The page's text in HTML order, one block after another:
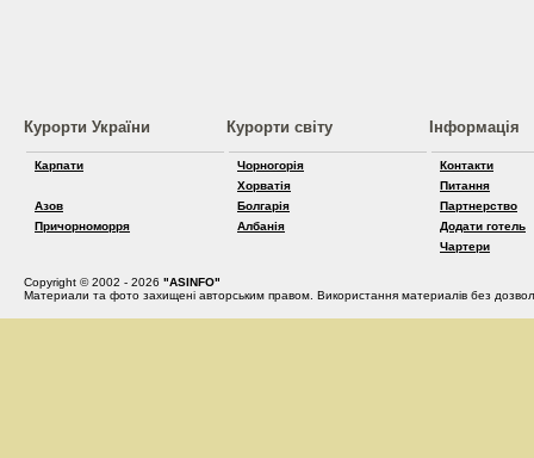
Курорти України
Карпати
Азов
Причорноморря
Курорти світу
Чорногорія
Хорватія
Болгарія
Албанія
Інформація
Контакти
Питання
Партнерство
Додати готель
Чартери
Copyright © 2002 - 2026 "ASINFO"
Материали та фото захищені авторським правом. Використання материалів без